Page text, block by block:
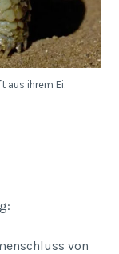
aus ihrem Ei.
von